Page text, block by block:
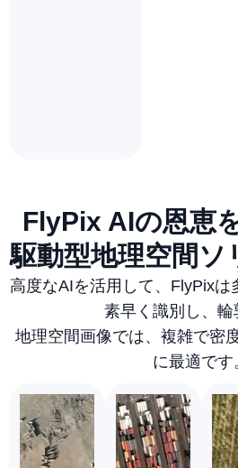
FlyPix AIの恩恵
駆動型地理空間ソ
高度なAIを活用して、FlyPixは
素早く識別し、輪
地理空間画像では、複雑で密
に最適です